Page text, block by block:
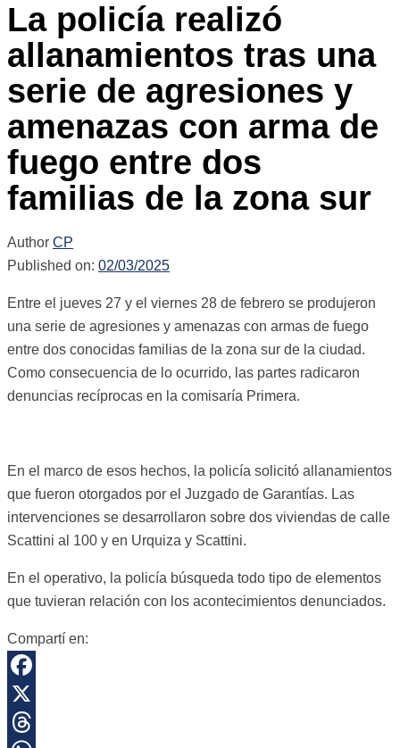
La policía realizó
allanamientos tras una
serie de agresiones y
amenazas con arma de
fuego entre dos
familias de la zona sur
Author CP
Published on: 02/03/2025
Entre el jueves 27 y el viernes 28 de febrero se produjeron
una serie de agresiones y amenazas con armas de fuego
entre dos conocidas familias de la zona sur de la ciudad.
Como consecuencia de lo ocurrido, las partes radicaron
denuncias recíprocas en la comisaría Primera.
En el marco de esos hechos, la policía solicitó allanamientos
que fueron otorgados por el Juzgado de Garantías. Las
intervenciones se desarrollaron sobre dos viviendas de calle
Scattini al 100 y en Urquiza y Scattini.
En el operativo, la policía búsqueda todo tipo de elementos
que tuvieran relación con los acontecimientos denunciados.
Compartí en:
Facebook
X